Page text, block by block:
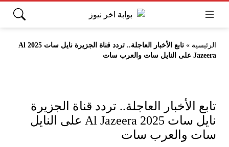
الرئيسية »
تابع الأخبار العاجلة.. تردد قناة الجزيرة نايل سات 2025 Al
Jazeera على النايل سات والعرب سات
تابع الأخبار العاجلة.. تردد قناة الجزيرة
نايل سات 2025 Al Jazeera على النايل
سات والعرب سات